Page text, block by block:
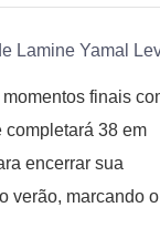
finais
completará 38 em
encerrar sua
verão, marcando o